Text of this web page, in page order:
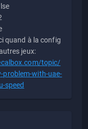
quand à la config
jeux:
topic/
problem-with-uae-
speed